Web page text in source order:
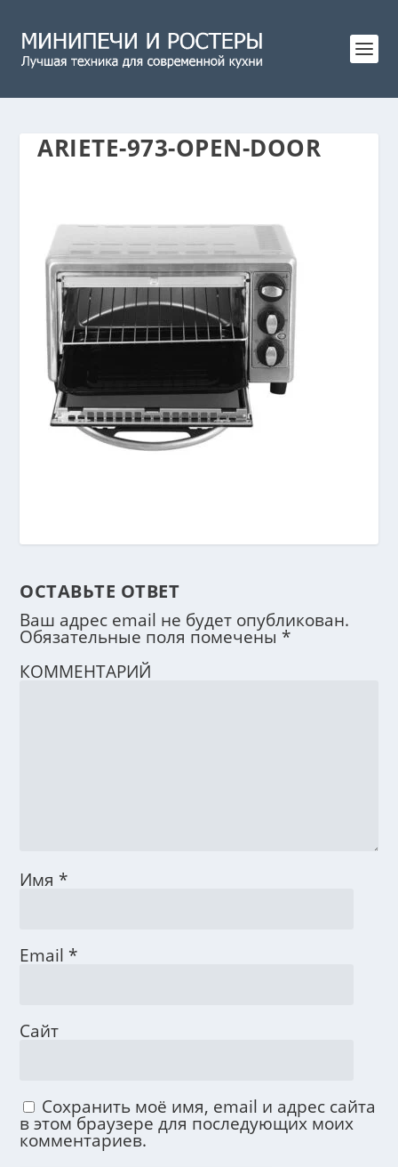
ARIETE-973-OPEN-DOOR
ОСТАВЬТЕ ОТВЕТ
Ваш адрес email не будет опубликован.
Обязательные поля помечены *
КОММЕНТАРИЙ
Имя *
Email *
Сайт
Сохранить моё имя, email и адрес сайта
в этом браузере для последующих моих
комментариев.